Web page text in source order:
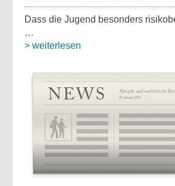
Dass die Jugend besonders
…
> weiterlesen